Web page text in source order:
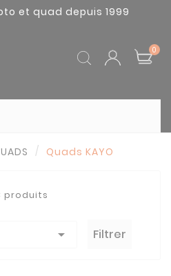
et quad depuis 1999
0
Quads KAYO
produits
 Filtrer